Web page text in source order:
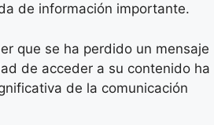
de información importante.
que se ha perdido un mensaje
de acceder a su contenido ha
de la comunicación